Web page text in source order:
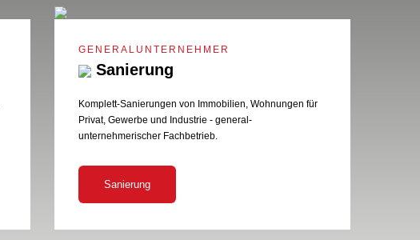
GENERALUNTERNEHMER
Sanierung
Komplett-Sanierungen von Immobilien, Wohnungen für
Privat, Gewerbe und Industrie - general-
unternehmerischer Fachbetrieb.
Sanierung